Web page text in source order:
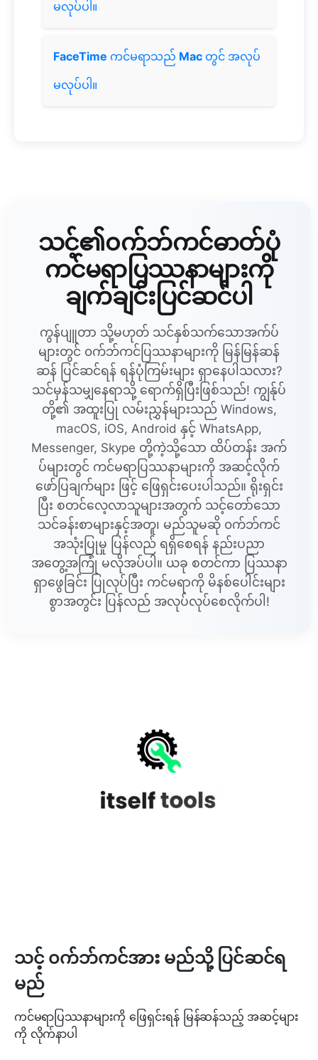
မလုပ်ပါ။
FaceTime ကင်မရာသည် Mac တွင် အလုပ်
မလုပ်ပါ။
သင့်၏၀က်ဘ်ကင်ဓာတ်ပုံ
ကင်မရာပြဿနာများကို
ချက်ချင်းပြင်ဆင်ပါ
ကွန်ပျူတာ သို့မဟုတ် သင်နှစ်သက်သောအက်ပ်
များတွင် ၀က်ဘ်ကင်ပြဿနာများကို မြန်မြန်ဆန်
ဆန် ပြင်ဆင်ရန် ရန်ပုံကြမ်းများ ရှာနေပါသလား?
သင်မှန်သမျှနေရာသို့ ရောက်ရှိပြီးဖြစ်သည်! ကျွန်ုပ်
တို့၏ အထူးပြု လမ်းညွှန်များသည် Windows,
macOS, iOS, Android နှင့် WhatsApp,
Messenger, Skype တို့ကဲ့သို့သော ထိပ်တန်း အက်
ပ်များတွင် ကင်မရာပြဿနာများကို အဆင့်လိုက်
ဖော်ပြချက်များ ဖြင့် ဖြေရှင်းပေးပါသည်။ ရိုးရှင်း
ပြီး စတင်လေ့လာသူများအတွက် သင့်တော်သော
သင်ခန်းစာများနှင့်အတူ၊ မည်သူမဆို ၀က်ဘ်ကင်
အသုံးပြုမှု ပြန်လည် ရရှိစေရန် နည်းပညာ
အတွေ့အကြုံ မလိုအပ်ပါ။ ယခု စတင်ကာ ပြဿနာ
ရှာဖွေခြင်း ပြုလုပ်ပြီး ကင်မရာကို မိနစ်ပေါင်းများ
စွာအတွင်း ပြန်လည် အလုပ်လုပ်စေလိုက်ပါ!
သင့် ၀က်ဘ်ကင်အား မည်သို့ ပြင်ဆင်ရ
မည်
ကင်မရာပြဿနာများကို ဖြေရှင်းရန် မြန်ဆန်သည့် အဆင့်များ
ကို လိုက်နာပါ